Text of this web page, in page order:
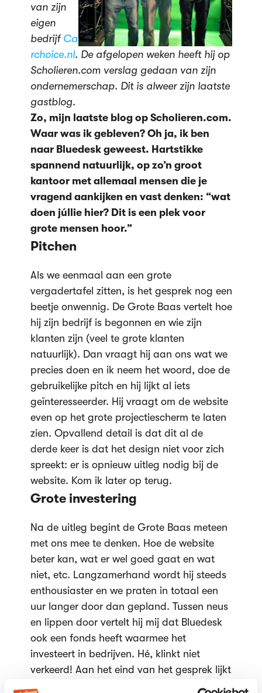
van zijn
eigen
bedrijf Ca
rchoice.nl. De afgelopen weken heeft hij op
Scholieren.com verslag gedaan van zijn
ondernemerschap. Dit is alweer zijn laatste
gastblog.
Zo, mijn laatste blog op Scholieren.com.
Waar was ik gebleven? Oh ja, ik ben
naar Bluedesk geweest. Hartstikke
spannend natuurlijk, op zo’n groot
kantoor met allemaal mensen die je
vragend aankijken en vast denken: “wat
doen júllie hier? Dit is een plek voor
grote mensen hoor.”
Pitchen
Als we eenmaal aan een grote
vergadertafel zitten, is het gesprek nog een
beetje onwennig. De Grote Baas vertelt hoe
hij zijn bedrijf is begonnen en wie zijn
klanten zijn (veel te grote klanten
natuurlijk). Dan vraagt hij aan ons wat we
precies doen en ik neem het woord, doe de
gebruikelijke pitch en hij lijkt al iets
geïnteresseerder. Hij vraagt om de website
even op het grote projectiescherm te laten
zien. Opvallend detail is dat dit al de
derde keer is dat het design niet voor zich
spreekt: er is opnieuw uitleg nodig bij de
website. Kom ik later op terug.
Grote investering
Na de uitleg begint de Grote Baas meteen
met ons mee te denken. Hoe de website
beter kan, wat er wel goed gaat en wat
niet, etc. Langzamerhand wordt hij steeds
enthousiaster en we praten in totaal een
uur langer door dan gepland. Tussen neus
en lippen door vertelt hij mij dat Bluedesk
ook een fonds heeft waarmee het
investeert in bedrijven. Hé, klinkt niet
verkeerd! Aan het eind van het gesprek lijkt